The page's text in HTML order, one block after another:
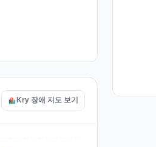
Kry 장애 지도 보기